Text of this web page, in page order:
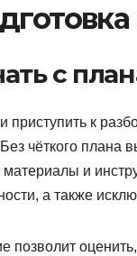
с
к
чёткого плана
и
а также
позволит